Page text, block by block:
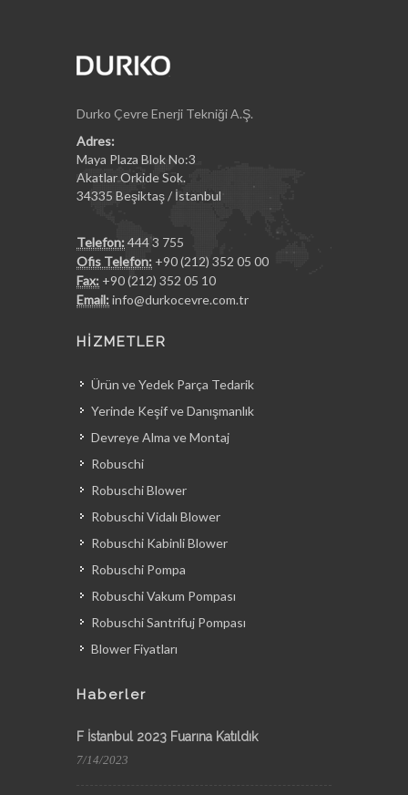
Durko Çevre Enerji Tekniği A.Ş.
Adres:
Maya Plaza Blok No:3
Akatlar Orkide Sok.
34335 Beşiktaş / İstanbul
Telefon: 444 3 755
Ofis Telefon: +90 (212) 352 05 00
Fax: +90 (212) 352 05 10
Email: info@durkocevre.com.tr
HİZMETLER
Ürün ve Yedek Parça Tedarik
Yerinde Keşif ve Danışmanlık
Devreye Alma ve Montaj
Robuschi
Robuschi Blower
Robuschi Vidalı Blower
Robuschi Kabinli Blower
Robuschi Pompa
Robuschi Vakum Pompası
Robuschi Santrifuj Pompası
Blower Fiyatları
Haberler
F İstanbul 2023 Fuarına Katıldık
7/14/2023